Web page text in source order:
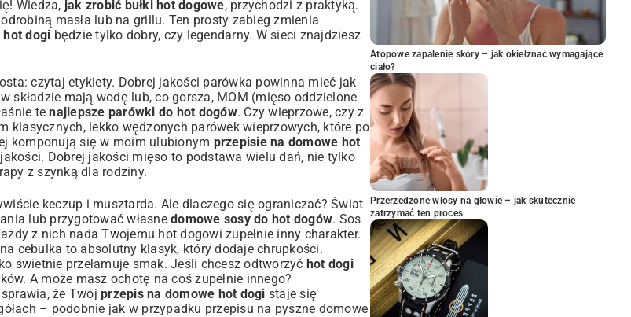
Wiedza, jak zrobić bułki hot dogowe, przychodzi z praktyką.
masła lub na grillu. Ten prosty zabieg zmienia
hot dogi będzie tylko dobry, czy legendarny. W sieci znajdziesz
czytaj etykiety. Dobrej jakości parówka powinna mieć jak
mają wodę lub, co gorsza, MOM (mięso oddzielone
tenajlepsze parówki do hot dogów. Czy wieprzowe, czy z
lekko wędzonych parówek wieprzowych, które po
komponują się w moim ulubionym przepisie na domowe hot
Dobrej jakości mięso to podstawa wielu dań, nie tylko
z szynkądla rodziny.
keczup i musztarda. Ale dlaczego się ograniczać? Świat
lub przygotować własne domowe sosy do hot dogów. Sos
z nich nada Twojemu hot dogowi zupełnie inny charakter.
cebulka to absolutny klasyk, który dodaje chrupkości.
świetnie przełamuje smak. Jeśli chcesz odtworzyć hot dogi
A może masz ochotę na coś zupełnie innego?
że Twój przepis na domowe hot dogi staje się
– podobnie jak w przypadku przepisu na pyszne domowe
Atopowe zapalenie skóry – jak okiełznać wymagające
ciało?
Przerzedzone włosy na głowie – jak skutecznie
zatrzymać ten proces